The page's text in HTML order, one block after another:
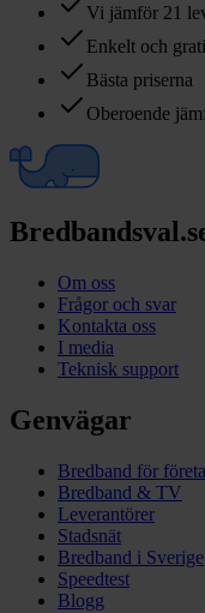
Vi jämför 21
Enkelt och
Bästa priserna
Oberoende
Om oss
Frågor och svar
Kontakta oss
I media
Teknisk support
Genvägar
Bredband för
Bredband & TV
Leverantörer
Stadsnät
Bredband i Sverige
Speedtest
Blogg